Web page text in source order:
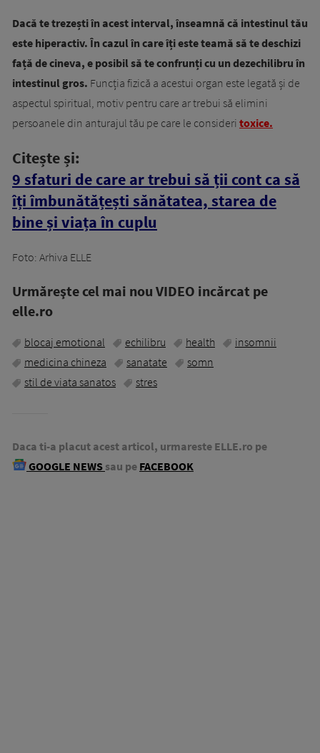
Dacă te trezești în acest interval, înseamnă că intestinul tău
este hiperactiv. În cazul în care îți este teamă să te deschizi
față de cineva, e posibil să te confrunți cu un dezechilibru în
intestinul gros. Funcția fizică a acestui organ este legată și de
aspectul spiritual, motiv pentru care ar trebui să elimini
persoanele din anturajul tău pe care le consideri toxice.
Citește și:
9 sfaturi de care ar trebui să ții cont ca să
îți îmbunătățești sănătatea, starea de
bine și viața în cuplu
Foto: Arhiva ELLE
Urmăreşte cel mai nou VIDEO incărcat pe
elle.ro
blocaj emotional echilibru health
insomnii
medicina chineza
sanatate
somn
stil de viata sanatos
stres
Daca ti-a placut acest articol, urmareste ELLE.ro pe
GOOGLE NEWS sau pe FACEBOOK